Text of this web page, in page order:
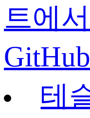
트에
테